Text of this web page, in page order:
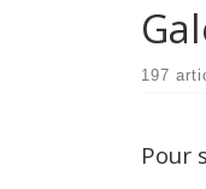
197
Pour